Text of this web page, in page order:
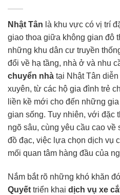
Nhật Tân là khu vực có vị trí
giao thoa giữa không gian đô
những khu dân cư truyền
đổi về hạ tầng, nhà ở và nhu
chuyển nhà tại Nhật Tân
xuyên, từ các hộ gia đình trẻ
liền kề mới cho đến những
gian sống. Tuy nhiên, với đặc
ngõ sâu, cùng yêu cầu cao
đồ đạc, việc lựa chọn dịch vụ
mối quan tâm hàng đầu của
Nắm bắt rõ những khó khăn
Quyết triển khai dịch vụ xe